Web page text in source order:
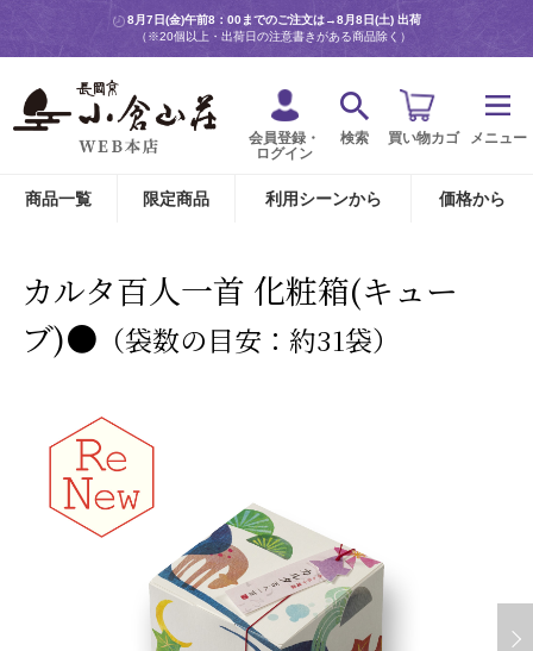
8月7日(金)午前8：00までのご注文は→8月8日(土) 出荷
（※20個以上・出荷日の注意書きがある商品除く）
会員登録・
ログイン
検索 買い物カゴ メニュー
商品一覧 限定商品 利用シーンから 価格から
カルタ百人一首 化粧箱(キュー
ブ)● （袋数の目安：約31袋）